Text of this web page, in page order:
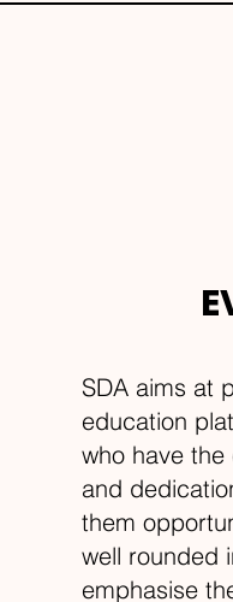
SDA aims at
education
who have
and
them
well rounded
emphasise